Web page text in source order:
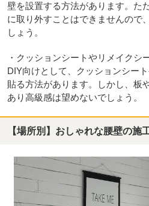
壁を設置する方法があります。た
に取り外すことはできませんので
しょう。
・クッションシートやリメイクシ
DIY向けとして、クッションシー
貼る方法があります。しかし、板
あり高級感は望めないでしょう。
【場所別】おしゃれな腰壁の施